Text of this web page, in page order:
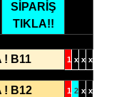
SİPARİŞ
TIKLA!!
! B11 1 x x x
! B12 1 2 x x